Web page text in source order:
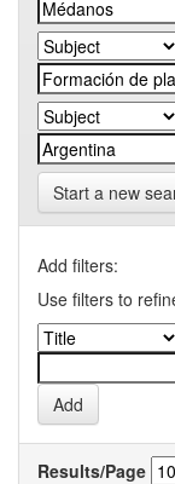
Start a new
Add filters:
Use filters to
Results/Page